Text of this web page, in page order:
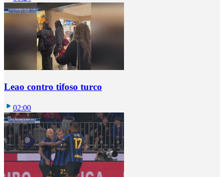
Leao contro tifoso turco
02:00